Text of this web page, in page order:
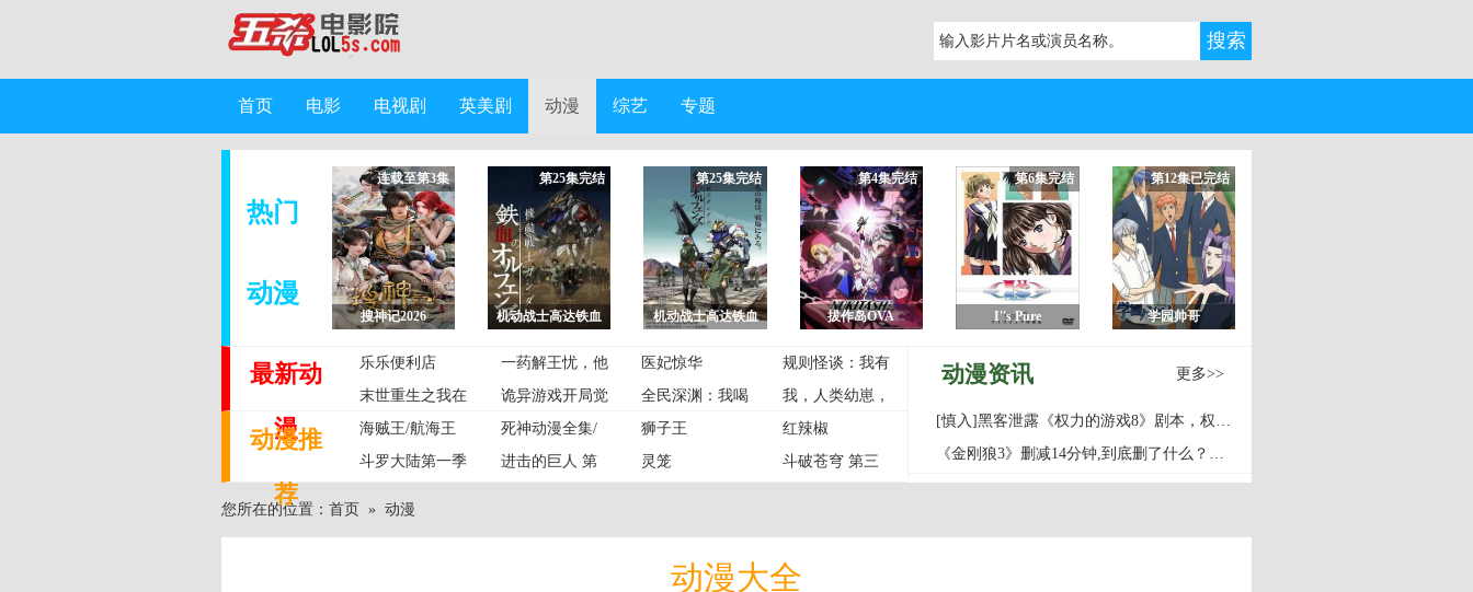
首页 电影 电视剧 英美剧 动漫 综艺 专题
热门
动漫
连载至第3集
搜神记2026
第25集完结
机动战士高达铁血
第25集完结
机动战士高达铁血
第4集完结
拔作岛OVA
第6集完结
I''s Pure
第12集已完结
学园帅哥
最新动
漫
乐乐便利店
一药解王忧，他
以江山聘
医妃惊华
规则怪谈：我有
万亿诡币
末世重生之我在
乐高当救世主
诡异游戏开局觉
醒Bug级天赋动
态漫画
全民深渊：我喝
药能增加属性上
限动态漫画
我，人类幼崽，
被魅魔宠上天
动态漫画
动漫推
荐
海贼王/航海王
死神动漫全集/
境界/BLEACH
狮子王
红辣椒
斗罗大陆第一季
进击的巨人 第
灵笼
斗破苍穹 第三
更多>>
动漫资讯
[慎入]黑客泄露《权力的游戏8》剧本，权…
《金刚狼3》删减14分钟,到底删了什么？…
您所在的位置： 首页 » 动漫
动漫大全